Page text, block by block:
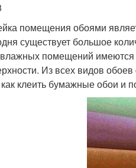
помещения обоями
существует большое
помещений имеются
Из всех видов
клеить бумажные обои и